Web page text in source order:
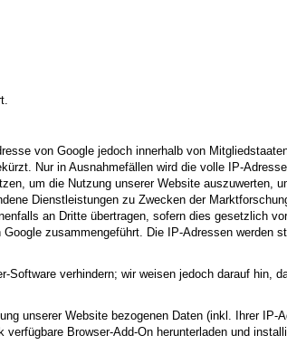
von Google jedoch innerhalb von
Nur in Ausnahmefällen wird die volle IP-
um die Nutzung unserer Website auszuwerten,
Dienstleistungen zu Zwecken der
an Dritte übertragen, sofern dies gesetzlich
zusammengeführt. Die IP-Adressen werden
verhindern; wir weisen jedoch darauf hin,
unserer Website bezogenen Daten (inkl. Ihrer IP-
Browser-Add-On herunterladen und